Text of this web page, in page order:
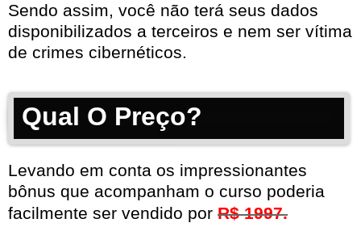
Sendo assim, você não terá seus dados
disponibilizados a terceiros e nem ser vítima
de crimes cibernéticos.
Qual O Preço?
Levando em conta os impressionantes
bônus que acompanham o curso poderia
facilmente ser vendido por R$ 1997.